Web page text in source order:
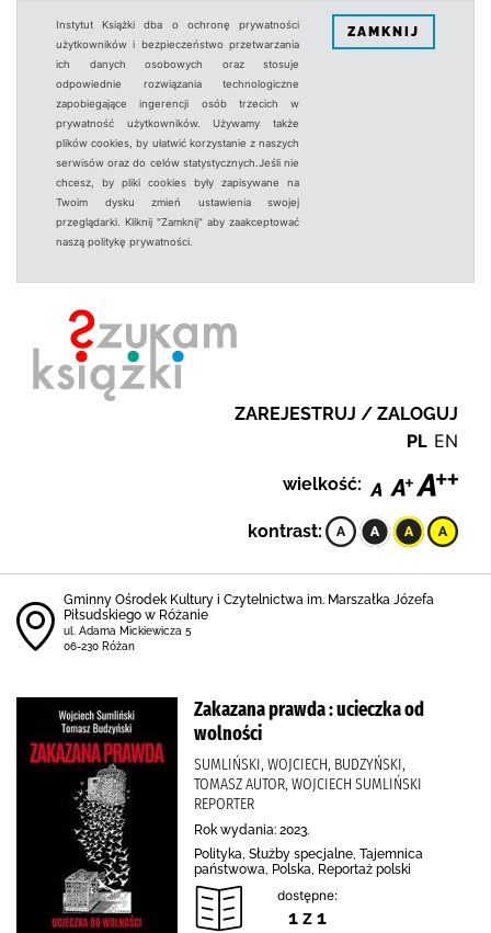
Instytut Książki dba o ochronę prywatności
użytkowników i bezpieczeństwo przetwarzania
ich danych osobowych oraz stosuje
odpowiednie rozwiązania technologiczne
zapobiegające ingerencji osób trzecich w
prywatność użytkowników. Używamy także
plików cookies, by ułatwić korzystanie z naszych
serwisów oraz do celów statystycznych.Jeśli nie
chcesz, by pliki cookies były zapisywane na
Twoim dysku zmień ustawienia swojej
przeglądarki. Kliknij "Zamknij" aby zaakceptować
naszą politykę prywatności.
ZAMKNIJ
ZAREJESTRUJ / ZALOGUJ
PL EN
wielkość:
kontrast:
Gminny Ośrodek Kultury i Czytelnictwa im. Marszałka Józefa
Piłsudskiego w Różanie
ul. Adama Mickiewicza 5
06-230 Różan
Zakazana prawda : ucieczka od
wolności
SUMLIŃSKI, WOJCIECH, BUDZYŃSKI,
TOMASZ AUTOR, WOJCIECH SUMLIŃSKI
REPORTER
Rok wydania: 2023.
Polityka, Służby specjalne, Tajemnica
państwowa, Polska, Reportaż polski
dostępne:
1 z 1